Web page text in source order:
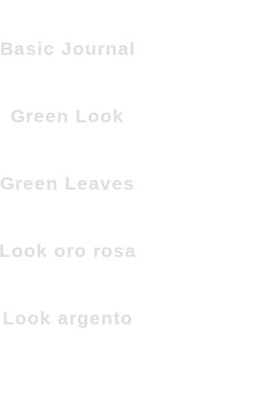
Basic Journal
Green Look
Green Leaves
Look oro rosa
Look argento